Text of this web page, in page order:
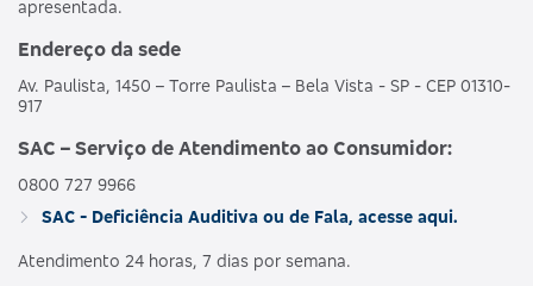
apresentada.
Endereço da sede
Av. Paulista, 1450 – Torre Paulista – Bela Vista - SP - CEP 01310-
917
SAC – Serviço de Atendimento ao Consumidor:
0800 727 9966
SAC - Deficiência Auditiva ou de Fala, acesse aqui.
Atendimento 24 horas, 7 dias por semana.